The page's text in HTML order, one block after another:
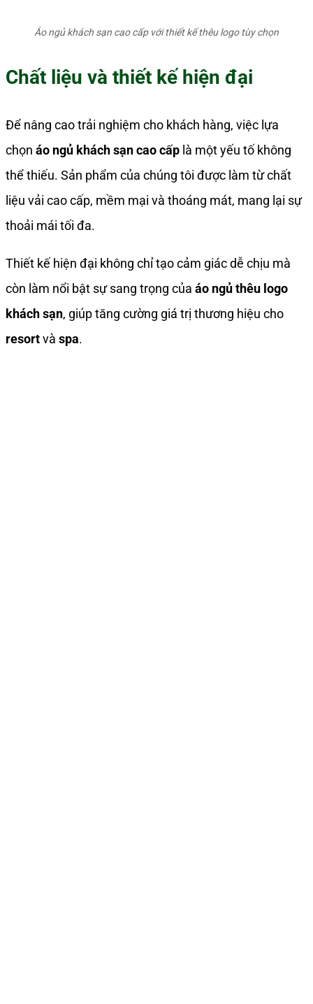
Áo ngủ khách sạn cao cấp với thiết kế thêu logo tùy chọn
Chất liệu và thiết kế hiện đại
Để nâng cao trải nghiệm cho khách hàng, việc lựa
chọn áo ngủ khách sạn cao cấp là một yếu tố không
thể thiếu. Sản phẩm của chúng tôi được làm từ chất
liệu vải cao cấp, mềm mại và thoáng mát, mang lại sự
thoải mái tối đa.
Thiết kế hiện đại không chỉ tạo cảm giác dễ chịu mà
còn làm nổi bật sự sang trọng của áo ngủ thêu logo
khách sạn, giúp tăng cường giá trị thương hiệu cho
resortvà spa.